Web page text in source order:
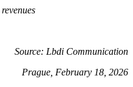
Source: Lbdi Communication
Prague, February 18, 2026